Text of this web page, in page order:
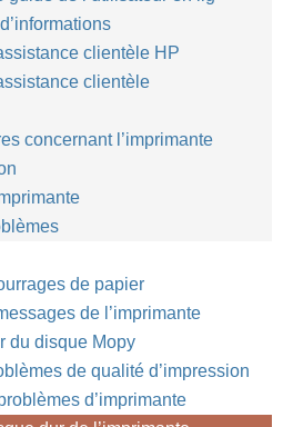
clientèle HP
clientèle
concernant l’imprimante
de papier
de l’imprimante
du disque Mopy
de qualité d’impression
d’imprimante